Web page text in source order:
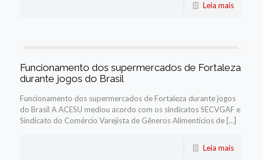
Leia mais
Funcionamento dos supermercados de Fortaleza
durante jogos do Brasil
Funcionamento dos supermercados de Fortaleza durante jogos
do Brasil A ACESU mediou acordo com os sindicatos SECVGAF e
Sindicato do Comércio Varejista de Gêneros Alimentícios de […]
Leia mais